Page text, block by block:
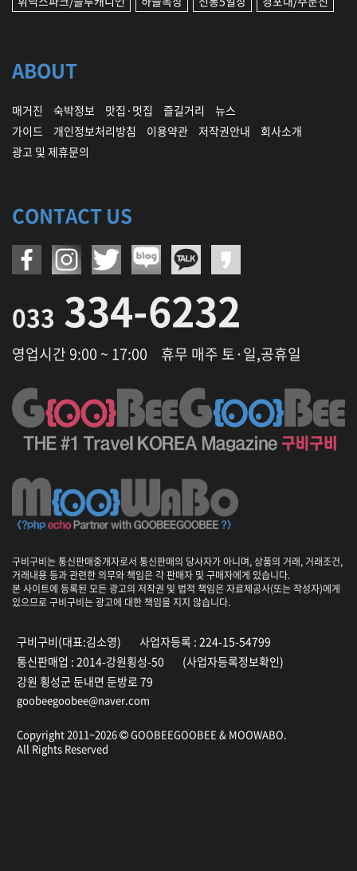
ABOUT
매거진 숙박정보 맛집·멋집 즐길거리
뉴스
가이드
개인정보처리방침 이용약관 저작권안내
회사소개
광고 및 제휴문의
CONTACT US
033 334-6232
영업시간 9:00 ~ 17:00 휴무 매주 토·일,공휴일
구비구비는 통신판매중개자로서 통신판매의 당사자가 아니며, 상품의 거래, 거래조건,
거래내용 등과 관련한 의무와 책임은 각 판매자 및 구매자에게 있습니다.
본 사이트에 등록된 모든 광고의 저작권 및 법적 책임은 자료제공사(또는 작성자)에게
있으므로 구비구비는 광고에 대한 책임을 지지 않습니다.
구비구비(대표:김소영)
사업자등록 : 224-15-54799
통신판매업 : 2014-강원횡성-50
(사업자등록정보확인)
강원 횡성군 둔내면 둔방로 79
goobeegoobee@naver.com
Copyright 2011~2026 GOOBEEGOOBEE & MOOWABO.
All Rights Reserved